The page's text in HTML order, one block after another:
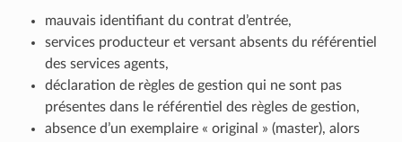
mauvais identifiant du contrat d’entrée,
services producteur et versant absents du référentiel
des services agents,
déclaration de règles de gestion qui ne sont pas
présentes dans le référentiel des règles de gestion,
absence d’un exemplaire « original » (master), alors